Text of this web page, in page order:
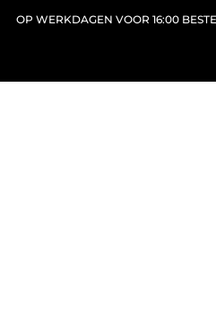
OP WERKDAGEN VOOR 16:00